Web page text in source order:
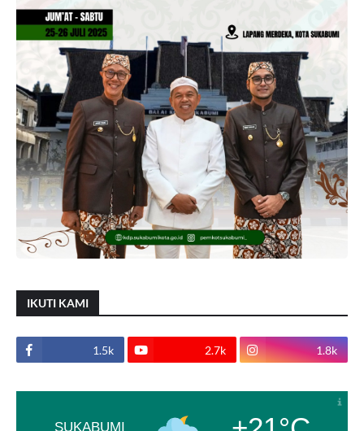
IKUTI KAMI
1.5k 2.7k 1.8k
SUKABUMI